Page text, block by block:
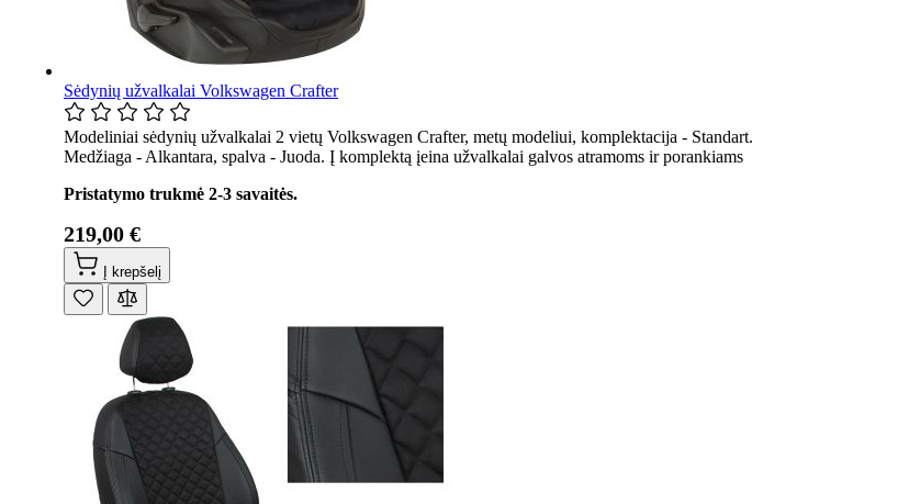
Sėdynių užvalkalai Volkswagen Crafter
Modeliniai sėdynių užvalkalai 2 vietų Volkswagen Crafter, metų modeliui, komplektacija - Standart.
Medžiaga - Alkantara, spalva - Juoda. Į komplektą įeina užvalkalai galvos atramoms ir porankiams
Pristatymo trukmė 2-3 savaitės.
219,00 €
Į krepšelį